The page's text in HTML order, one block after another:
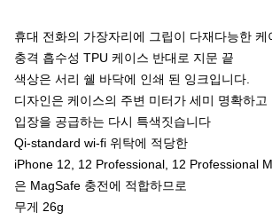
휴대 전화의 가장자리에 그립이 다재다능한 케
충격 흡수성 TPU 케이스 반대로 지문 끝
색상은 서리 쉘 바닥에 인쇄 된 잉크입니다.
디자인은 케이스의 주변 미터가 세미 명확하고
입장을 공급하는 다시 특색짓습니다
Qi-standard wi-fi 위탁에 적당한
iPhone 12, 12 Professional, 12 Professional
은 MagSafe 충전에 적합하므로
무게 26g